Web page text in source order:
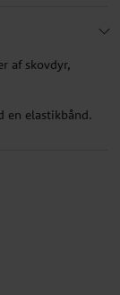
af skovdyr,
en elastikbånd.